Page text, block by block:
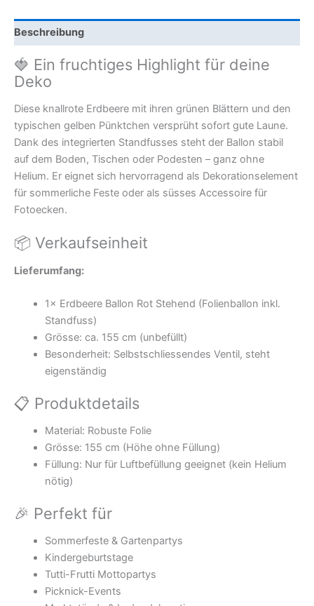
Beschreibung
🍓 Ein fruchtiges Highlight für deine
Deko
Diese knallrote Erdbeere mit ihren grünen Blättern und den
typischen gelben Pünktchen versprüht sofort gute Laune.
Dank des integrierten Standfusses steht der Ballon stabil
auf dem Boden, Tischen oder Podesten – ganz ohne
Helium. Er eignet sich hervorragend als Dekorationselement
für sommerliche Feste oder als süsses Accessoire für
Fotoecken.
📦 Verkaufseinheit
Lieferumfang:
1× Erdbeere Ballon Rot Stehend (Folienballon inkl.
Standfuss)
Grösse: ca. 155 cm (unbefüllt)
Besonderheit: Selbstschliessendes Ventil, steht
eigenständig
📋 Produktdetails
Material: Robuste Folie
Grösse: 155 cm (Höhe ohne Füllung)
Füllung: Nur für Luftbefüllung geeignet (kein Helium
nötig)
🎉 Perfekt für
Sommerfeste & Gartenpartys
Kindergeburtstage
Tutti-Frutti Mottopartys
Picknick-Events